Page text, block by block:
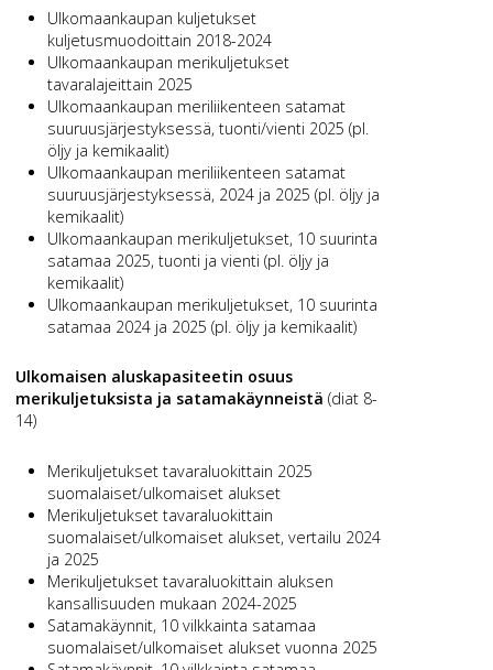
Ulkomaankaupan kuljetukset
kuljetusmuodoittain 2018-2024
Ulkomaankaupan merikuljetukset
tavaralajeittain 2025
Ulkomaankaupan meriliikenteen satamat
suuruusjärjestyksessä, tuonti/vienti 2025 (pl.
öljy ja kemikaalit)
Ulkomaankaupan meriliikenteen satamat
suuruusjärjestyksessä, 2024 ja 2025 (pl. öljy ja
kemikaalit)
Ulkomaankaupan merikuljetukset, 10 suurinta
satamaa 2025, tuonti ja vienti (pl. öljy ja
kemikaalit)
Ulkomaankaupan merikuljetukset, 10 suurinta
satamaa 2024 ja 2025 (pl. öljy ja kemikaalit)
Ulkomaisen aluskapasiteetin osuus
merikuljetuksista ja satamakäynneistä (diat 8-
14)
Merikuljetukset tavaraluokittain 2025
suomalaiset/ulkomaiset alukset
Merikuljetukset tavaraluokittain
suomalaiset/ulkomaiset alukset, vertailu 2024
ja 2025
Merikuljetukset tavaraluokittain aluksen
kansallisuuden mukaan 2024-2025
Satamakäynnit, 10 vilkkainta satamaa
suomalaiset/ulkomaiset alukset vuonna 2025